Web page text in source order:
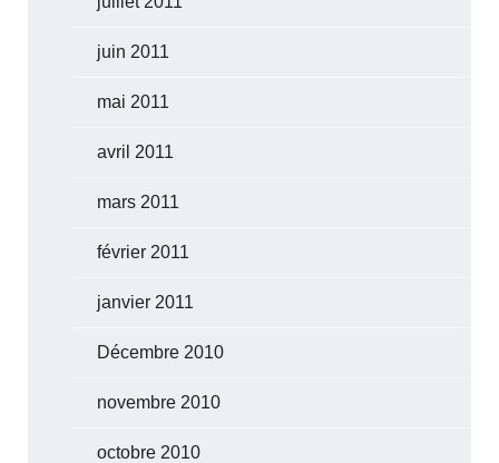
juin 2011
mai 2011
avril 2011
mars 2011
février 2011
janvier 2011
Décembre 2010
novembre 2010
octobre 2010